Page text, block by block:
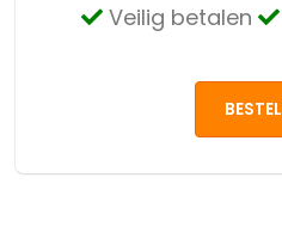
Veilig betalen